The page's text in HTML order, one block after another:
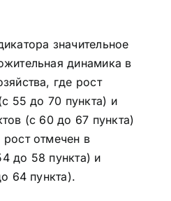
значительное
динамика в
где рост
55 до 70 пункта) и
(с 60 до 67 пункта)
отмечен в
до 58 пункта) и
64 пункта).